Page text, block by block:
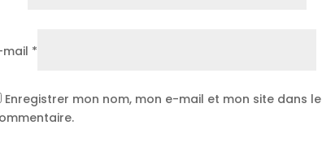
mail *
Enregistrer mon nom, mon e-mail et mon site dans